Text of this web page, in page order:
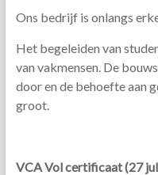
Ons bedrijf is onlangs
Het begeleiden van
van vakmensen. De
door en de behoefte aan
groot.
VCA Vol certificaat (27